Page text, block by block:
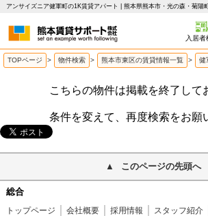
入居者
TOPページ > 物件検索 > 熊本市東区の賃貸情報一覧 > 健
こちらの物件は掲載を終了して
条件を変えて、再度検索をお願
このページの先頭へ
総合
トップページ 会社概要 採用情報 スタッフ紹介